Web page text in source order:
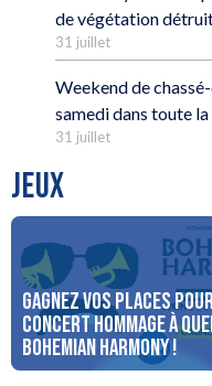
de végétation
31 juillet
Weekend de
samedi dans toute
31 juillet
JEUX
Gagnez vos places
concert Hommage à
Bohemian Harmony !